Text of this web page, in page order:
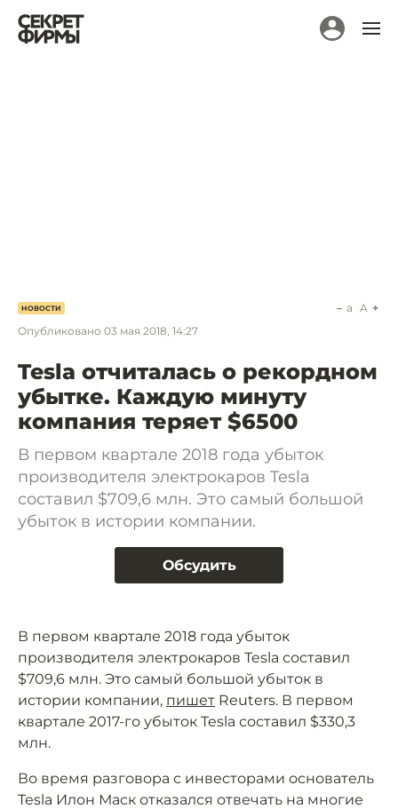
НОВОСТИ
Опубликовано 03 мая 2018, 14:27
a A
Tesla отчиталась о рекордном
убытке. Каждую минуту
компания теряет $6500
В первом квартале 2018 года убыток
производителя электрокаров Tesla
составил $709,6 млн. Это самый большой
убыток в истории компании.
Обсудить
В первом квартале 2018 года убыток
производителя электрокаров Tesla составил
$709,6 млн. Это самый большой убыток в
истории компании, пишет Reuters. В первом
квартале 2017-го убыток Tesla составил $330,3
млн.
Во время разговора с инвесторами основатель
Tesla Илон Маск отказался отвечать на многие